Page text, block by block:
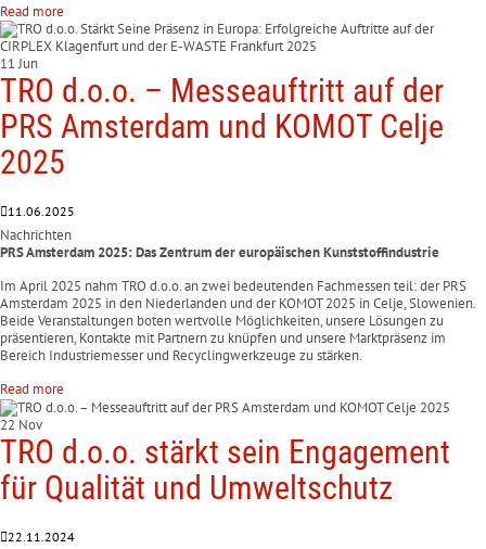
Read more
11 Jun
TRO d.o.o. – Messeauftritt auf der
PRS Amsterdam und KOMOT Celje
2025
11.06.2025
Nachrichten
PRS Amsterdam 2025: Das Zentrum der europäischen Kunststoffindustrie
Im April 2025 nahm TRO d.o.o. an zwei bedeutenden Fachmessen teil: der PRS
Amsterdam 2025 in den Niederlanden und der KOMOT 2025 in Celje, Slowenien.
Beide Veranstaltungen boten wertvolle Möglichkeiten, unsere Lösungen zu
präsentieren, Kontakte mit Partnern zu knüpfen und unsere Marktpräsenz im
Bereich Industriemesser und Recyclingwerkzeuge zu stärken.
Read more
22 Nov
TRO d.o.o. stärkt sein Engagement
für Qualität und Umweltschutz
22.11.2024